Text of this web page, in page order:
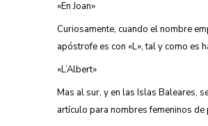
«En Joan»
Curiosamente, cuando el nombre
apóstrofe es con «L», tal y como es
«L’Albert»
Mas al sur, y en las Islas Baleares,
artículo para nombres femeninos de